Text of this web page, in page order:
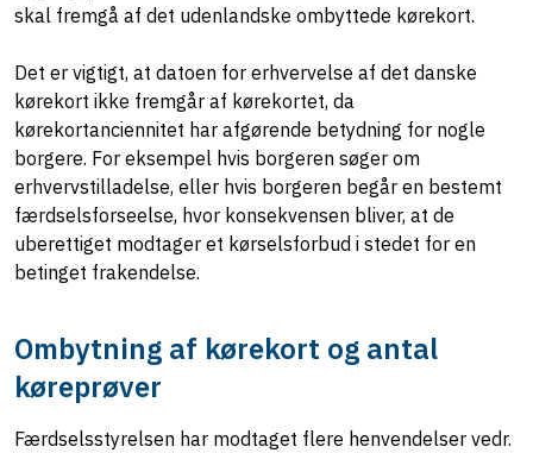
skal fremgå af det udenlandske ombyttede kørekort.
Det er vigtigt, at datoen for erhvervelse af det danske
kørekort ikke fremgår af kørekortet, da
kørekortanciennitet har afgørende betydning for nogle
borgere. For eksempel hvis borgeren søger om
erhvervstilladelse, eller hvis borgeren begår en bestemt
færdselsforseelse, hvor konsekvensen bliver, at de
uberettiget modtager et kørselsforbud i stedet for en
betinget frakendelse.
Ombytning af kørekort og antal
køreprøver
Færdselsstyrelsen har modtaget flere henvendelser vedr.